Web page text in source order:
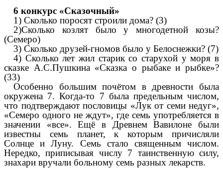
6 конкурс «Сказочный»
1) Сколько поросят строили дома? (3)
2)Сколько козлят было у многодетной козы?
(Семеро)
3) Сколько друзей-гномов было у Белоснежки? (7)
4) Сколько лет жил старик со старухой у моря в
сказке А.С.Пушкина «Сказка о рыбаке и рыбке»?
(33)
Особенно большим почётом в древности была
окружена 7. Когда-то 7 была предельным числом,
что подтверждают пословицы «Лук от семи недуг»,
«Семеро одного не ждут», где семь употребляется в
значении «все». Ещё в Древнем Вавилоне были
известны семь планет, к которым причисляли
Солнце и Луну. Семь стало священным числом.
Нередко, приписывая числу 7 таинственную силу,
знахари вручали больному семь разных лекарств.